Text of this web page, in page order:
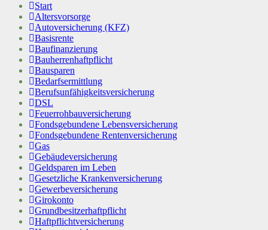
Start
Altersvorsorge
Autoversicherung (KFZ)
Basisrente
Baufinanzierung
Bauherrenhaftpflicht
Bausparen
Bedarfsermittlung
Berufs­unfähigkeitsversicherung
DSL
Feuerrohbauversicherung
Fondsgebundene Lebensversicherung
Fondsgebundene Rentenversicherung
Gas
Gebäudeversicherung
Geldsparen im Leben
Gesetzliche Krankenversicherung
Gewerbeversicherung
Girokonto
Grundbesitzerhaftpflicht
Haftpflichtversicherung